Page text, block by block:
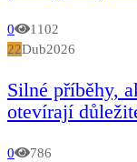
0
1102
22Dub2026
Silné příběhy,
otevírají
0 786